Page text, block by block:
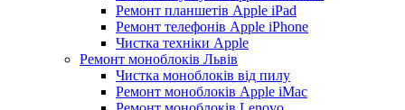
Ремонт планшетів Apple iPad
Ремонт телефонів Apple iPhone
Чистка техніки Apple
Ремонт моноблоків Львів
Чистка моноблоків від пилу
Ремонт моноблоків Apple iMac